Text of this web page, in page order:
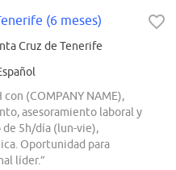
(6 meses)
Cruz de Tenerife
con (COMPANY NAME),
asesoramiento laboral y
5h/día (lun-vie),
Oportunidad para
líder.”